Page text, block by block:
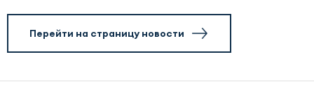
Перейти на страницу новости